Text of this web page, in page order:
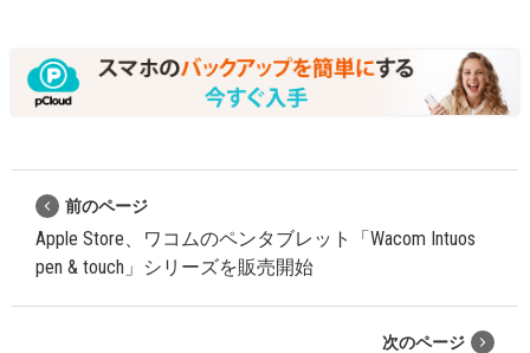
前のページ
Apple Store、ワコムのペンタブレット「Wacom Intuos
pen & touch」シリーズを販売開始
次のページ